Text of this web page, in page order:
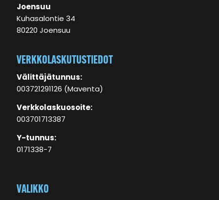
Joensuu
Kuhasalontie 34
80220 Joensuu
VERKKOLASKUTUSTIEDOT
Välittäjätunnus:
003721291126 (Maventa)
Verkkolaskuosoite:
003701713387
Y-tunnus:
0171338-7
VALIKKO